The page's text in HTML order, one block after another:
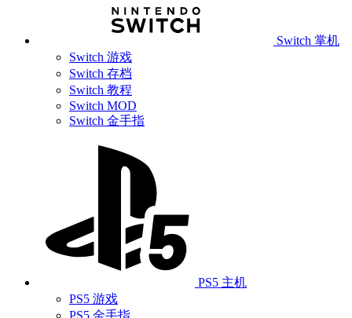
Switch 掌机
Switch 游戏
Switch 存档
Switch 教程
Switch MOD
Switch 金手指
PS5 主机
PS5 游戏
PS5 金手指